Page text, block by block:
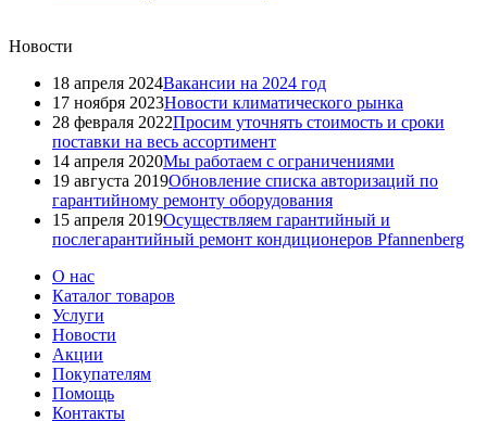
Новости
18 апреля 2024Вакансии на 2024 год
17 ноября 2023Новости климатического рынка
28 февраля 2022Просим уточнять стоимость и сроки
поставки на весь ассортимент
14 апреля 2020Мы работаем с ограничениями
19 августа 2019Обновление списка авторизаций по
гарантийному ремонту оборудования
15 апреля 2019Осуществляем гарантийный и
послегарантийный ремонт кондиционеров Pfannenberg
О нас
Каталог товаров
Услуги
Новости
Акции
Покупателям
Помощь
Контакты